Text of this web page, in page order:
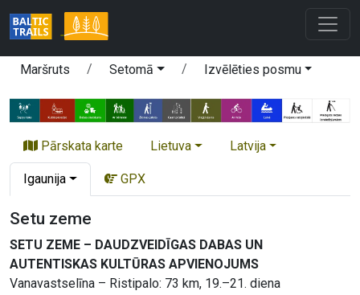
Maršruts Setomā Izvēlēties posmu
Pārskata karte Lietuva Latvija
Igaunija GPX
Setu zeme
SETU ZEME – DAUDZVEIDĪGAS DABAS UN
AUTENTISKAS KULTŪRAS APVIENOJUMS
Vanavastselīna – Ristipalo: 73 km, 19.–21. diena